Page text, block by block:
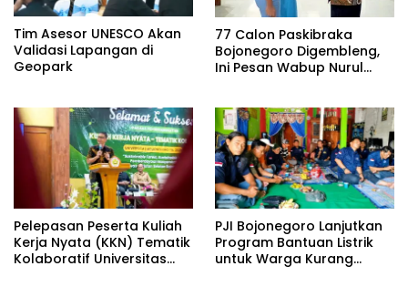
Tim Asesor UNESCO Akan
Validasi Lapangan di
Geopark
77 Calon Paskibraka
Bojonegoro Digembleng,
Ini Pesan Wabup Nurul
Pelepasan Peserta Kuliah
Kerja Nyata (KKN) Tematik
Kolaboratif Universitas
PJI Bojonegoro Lanjutkan
Program Bantuan Listrik
untuk Warga Kurang